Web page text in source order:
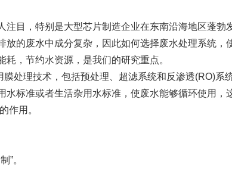
，特别是大型芯片制造企业在东南沿海地区蓬勃
放的废水中成分复杂，因此如何选择废水处理系统，
，节约水资源，是我们的研究重点。
理技术，包括预处理、超滤系统和反渗透(RO)系
水标准或者生活杂用水标准，使废水能够循环使用，
作用。
”。